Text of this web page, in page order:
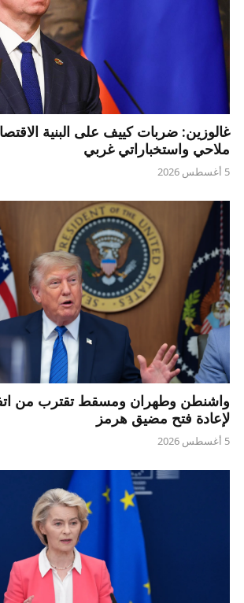
غالوزين: ضربات كييف على البنية
ملاحي واستخباراتي غربي
5 أغسطس 2026
واشنطن وطهران ومسقط تقترب من
لإعادة فتح مضيق هرمز
5 أغسطس 2026